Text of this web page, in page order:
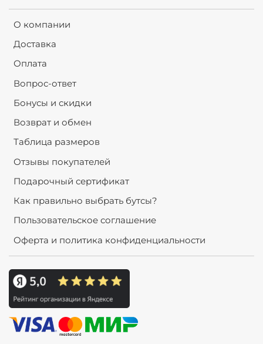
О компании
Доставка
Оплата
Вопрос-ответ
Бонусы и скидки
Возврат и обмен
Таблица размеров
Отзывы покупателей
Подарочный сертификат
Как правильно выбрать бутсы?
Пользовательское соглашение
Оферта и политика конфиденциальности